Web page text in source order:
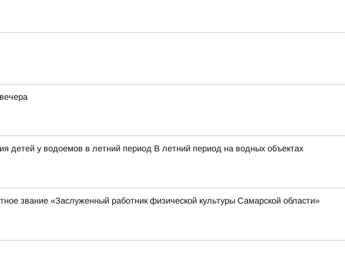
детей у водоемов в летний период В летний период на водных объектах
звание «Заслуженный работник физической культуры Самарской области»